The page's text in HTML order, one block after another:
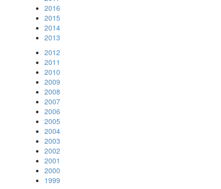
2016
2015
2014
2013
2012
2011
2010
2009
2008
2007
2006
2005
2004
2003
2002
2001
2000
1999